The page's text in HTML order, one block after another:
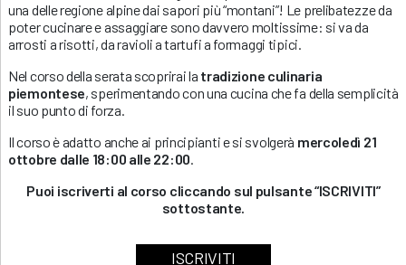
una delle regione alpine dai sapori più “montani”! Le prelibatezze da
poter cucinare e assaggiare sono davvero moltissime: si va da
arrosti a risotti, da ravioli a tartufi a formaggi tipici.
Nel corso della serata scoprirai la tradizione culinaria
piemontese, sperimentando con una cucina che fa della semplicità
il suo punto di forza.
Il corso è adatto anche ai principianti e si svolgerà mercoledì 21
ottobre dalle 18:00 alle 22:00.
Puoi iscriverti al corso cliccando sul pulsante “ISCRIVITI”
sottostante.
ISCRIVITI